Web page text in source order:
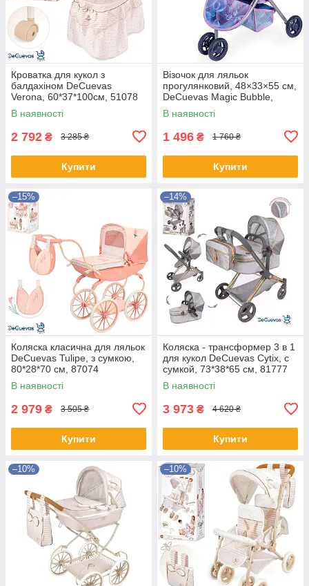
Кроватка для кукол з
балдахіном DeCuevas
Verona, 60*37*100см, 51078
В наявності
2 792 ₴ 3 285 ₴
Купити
Візочок для ляльок
прогулянковий, 48×33×55 см,
DeCuevas Magic Bubble,
90276
В наявності
1 496 ₴ 1 760 ₴
Купити
–15%
Коляска класична для ляльок
DeCuevas Tulipe, з сумкою,
80*28*70 см, 87074
В наявності
2 979 ₴ 3 505 ₴
Купити
–14%
Коляска - трансформер 3 в 1
для кукол DeCuevas Cytix, с
сумкой, 73*38*65 см, 81777
В наявності
3 973 ₴ 4 620 ₴
Купити
–10% –10%